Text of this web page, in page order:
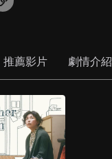
推薦影片 劇情介紹